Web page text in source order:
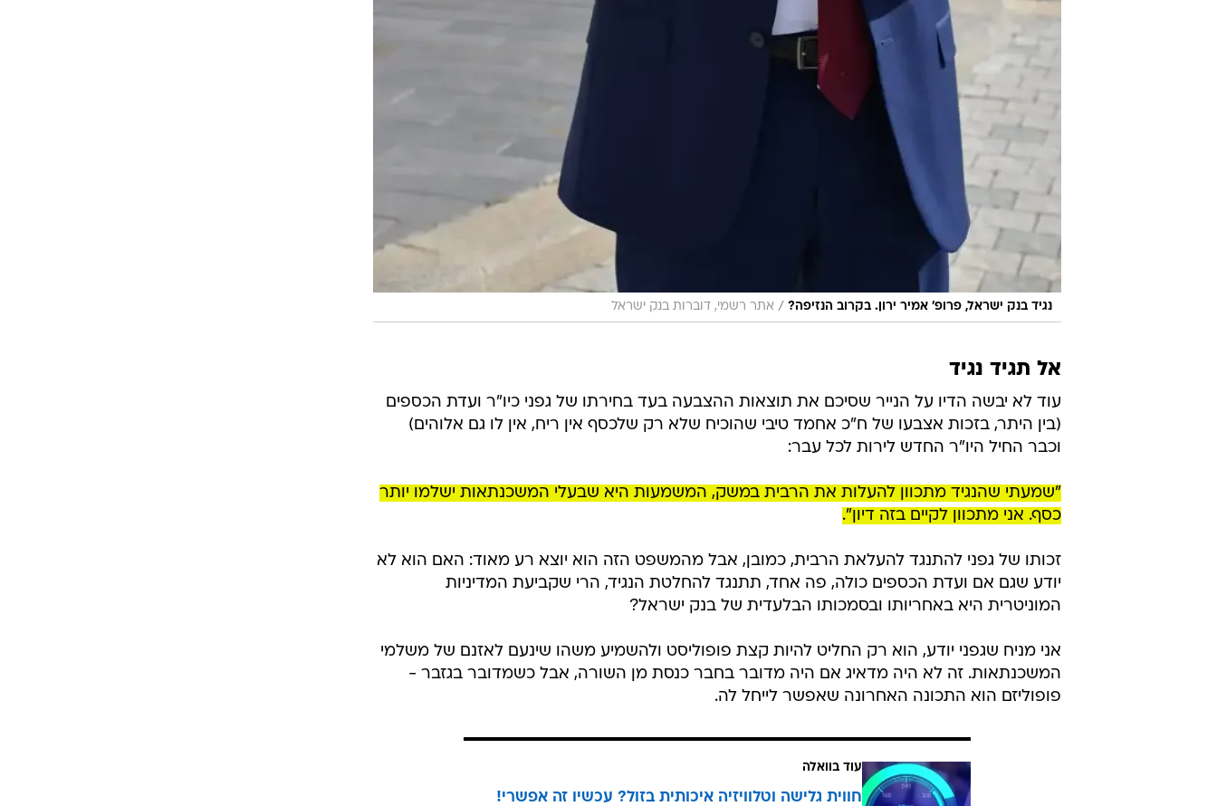
נגיד בנק ישראל, פרופ' אמיר ירון. בקרוב הנזיפה? / אתר רשמי, דוברות בנק ישראל
אל תגיד נגיד
עוד לא יבשה הדיו על הנייר שסיכם את תוצאות ההצבעה בעד בחירתו של גפני כיו"ר ועדת הכספים
(בין היתר, בזכות אצבעו של ח"כ אחמד טיבי שהוכיח שלא רק שלכסף אין ריח, אין לו גם אלוהים)
וכבר החיל היו"ר החדש לירות לכל עבר:
"שמעתי שהנגיד מתכוון להעלות את הרבית במשק, המשמעות היא שבעלי המשכנתאות ישלמו יותר
יודע שגם אם ועדת הכספים כולה, פה אחד, תתנגד להחלטת הנגיד, הרי שקביעת המדיניות
המוניטרית היא באחריותו ובסמכותו הבלעדית של בנק ישראל?